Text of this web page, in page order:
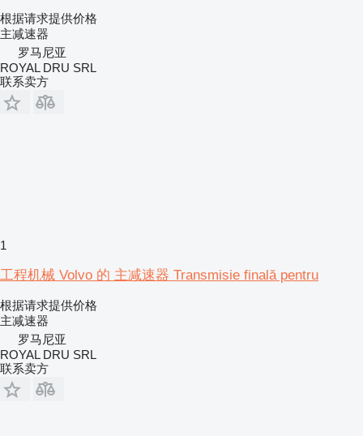
根据请求提供价格
主减速器
罗马尼亚
ROYAL DRU SRL
联系卖方
1
工程机械 Volvo 的 主减速器 Transmisie finală pentru
根据请求提供价格
主减速器
罗马尼亚
ROYAL DRU SRL
联系卖方